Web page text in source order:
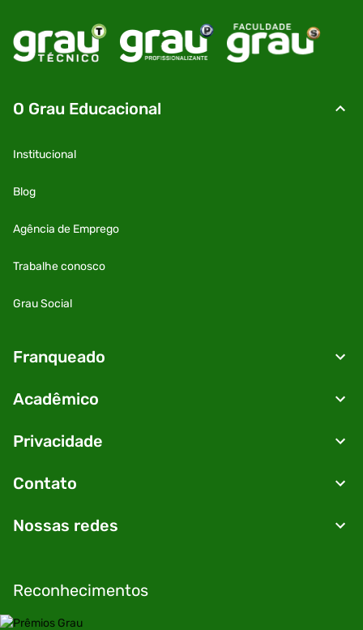
O Grau Educacional
Institucional
Blog
Agência de Emprego
Trabalhe conosco
Grau Social
Franqueado
Acadêmico
Privacidade
Contato
Nossas redes
Reconhecimentos